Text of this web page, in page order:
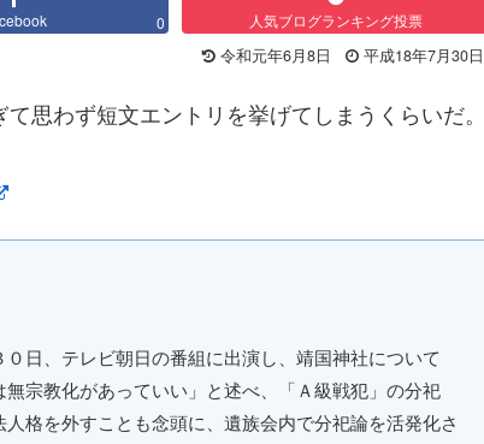
0 人気ブログランキング投票
令和元年6月8日 平成18年7月30日
思わず短文エントリを挙げてしまうくらいだ。
日、テレビ朝日の番組に出演し、靖国神社について
宗教化があっていい」と述べ、「Ａ級戦犯」の分祀
格を外すことも念頭に、遺族会内で分祀論を活発化さ